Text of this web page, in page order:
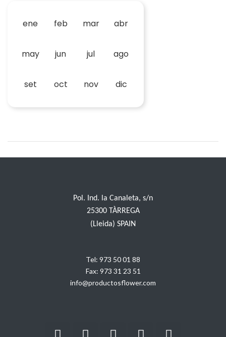
ene feb mar abr
may jun jul ago
set oct nov dic
Pol. Ind. la Canaleta, s/n
25300 TÀRREGA
(Lleida) SPAIN
Tel: 973 50 01 88
Fax: 973 31 23 51
info@productosflower.com